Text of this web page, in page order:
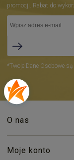
promocji. Rabat do
*Twoje Dane Osobowe
O nas
Moje konto